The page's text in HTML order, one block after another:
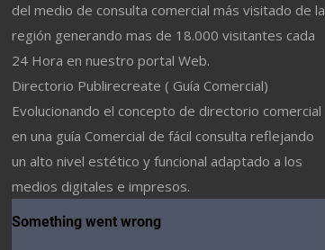
del medio de consulta comercial más visitado de la
región generando mas de 18.000 visitantes cada
24 Hora en nuestro portal Web.
Directorio Publirecreate ( Guía Comercial)
Evolucionando el concepto de directorio comercial
en una guía Comercial de fácil consulta reflejando
un alto nivel estético y funcional adaptado a los
medios digitales e impresos.